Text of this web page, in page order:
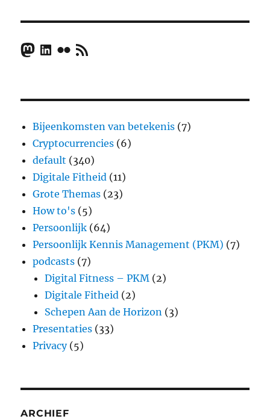
Mastodon
LinkedIn
FlickrRSS Feed
Bijeenkomsten van betekenis (7)
Cryptocurrencies (6)
default (340)
Digitale Fitheid (11)
Grote Themas (23)
How to's (5)
Persoonlijk (64)
Persoonlijk Kennis Management (PKM) (7)
podcasts (7)
Digital Fitness – PKM (2)
Digitale Fitheid (2)
Schepen Aan de Horizon (3)
Presentaties (33)
Privacy(5)
ARCHIEF